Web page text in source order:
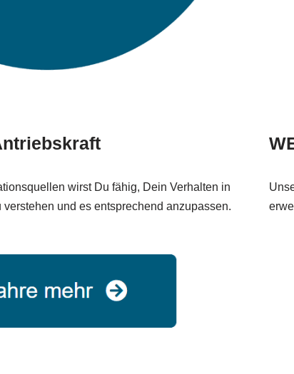
wirst Du fähig, Dein Verhalten in
und es entsprechend anzupassen.